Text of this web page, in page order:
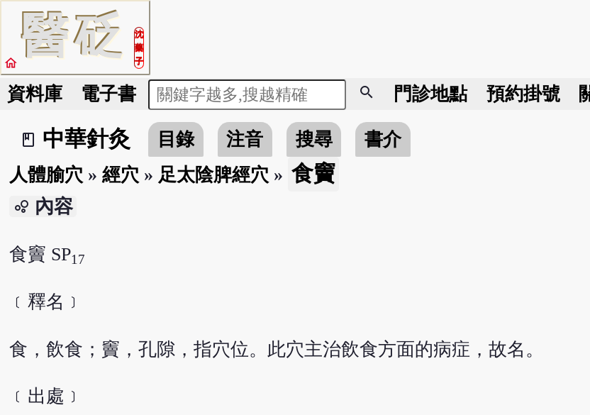
醫砭
沈
藥
子
home
資料庫 電子書 search 門診地點 預約掛號
book_2
中華針灸 目錄 注音 搜尋
書介
人體腧穴 » 經穴 » 足太陰脾經穴 » 食竇
bubble_chart 內容
食竇 SP17
﹝釋名﹞
食，飲食；竇，孔隙，指穴位。此穴主治飲食方面的病症，故名。
﹝出處﹞